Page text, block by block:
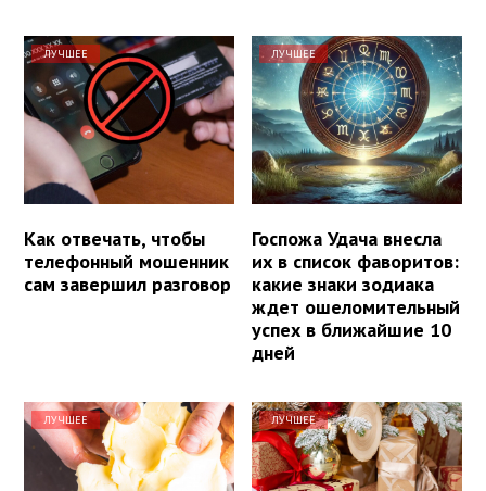
ЛУЧШЕЕ
Как отвечать, чтобы
телефонный мошенник
сам завершил разговор
ЛУЧШЕЕ
Госпожа Удача внесла
их в список фаворитов:
какие знаки зодиака
ждет ошеломительный
успех в ближайшие 10
дней
ЛУЧШЕЕ ЛУЧШЕЕ